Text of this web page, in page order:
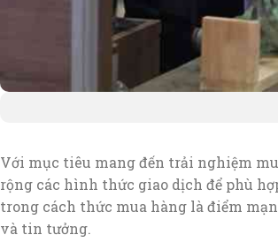
Với mục tiêu mang đến trải nghiệm
rộng các hình thức giao dịch để phù
trong cách thức mua hàng là điểm
và tin tưởng.